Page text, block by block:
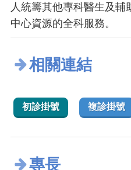
人統籌其他專科醫生及
中心資源的全科服務。
相關連結
初診掛號 複診掛號
專長